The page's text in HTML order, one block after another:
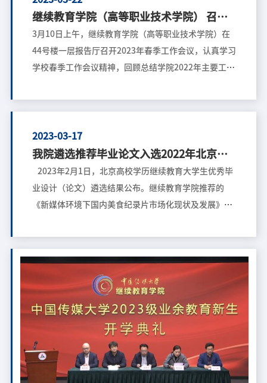
生党员重温入党誓词、庄严宣誓，铿锵有力、掷地有声
继续教育学院（高等职业技术学院） 召开
2023年春季工作会议
3月10日上午，继续教育学院（高等职业技术学院）在
44号楼一层报告厅召开2023年春季工作会议，认真学习
学校春季工作会议精神，回顾总结学院2022年主要工
体教职工参加会议，会议由学院党委书记程爱晶主持。
向全院教职工重点解读学校聚焦“一个中心”，强
化“两条主线”，筑牢“四个支点”，落实“二十六项
重点工作”四个方面的总体部署。屈院长随后回顾总结
了学院2022年主要工作完成情况，过去一年，在学校党
委的正确领导下，学院凝心聚力，聚焦迎接学习宣传贯
五”规划目标，全面实施学院《全面深化管理体制机制
改革实施方案》，团结协作，取得了一系列突破性进展
和标志性成果，圆满完成年度各项工作，推动学院发展
再上新台阶。屈院长对新一年学院总体工作进行部署，
指出学院当前面临的问题和困难，迫切需要全院教职工
2023-03-17
我院遴选推荐毕业论文入选2022年北京高
校学历继续教育优秀毕业设计（论文）
2023年2月1日，北京高校学历继续教育大学生优秀毕
业设计（论文）遴选结果公布。继续教育学院推荐的
《新媒体环境下国内美食纪录片市场化现状及发展》
究》（论文作者闫迪）、《爱慕内衣影视广告的创意策
被评为优秀毕业论文。 北京高校学历继续教育优秀毕
业设计（论文）遴选由北京市教育委员会主办，目的是
为了促进学历继续教育内涵建设，深化教学改革，进一
步加强论文管理和指导工作，不断完善毕业论文写作要
求，积极发挥优秀毕业设计（论文）的示范作用，调动
和增强学生、指导教师的积极性和主动性，培养学生综
合素质、实践能力、创新能力，提高学历继续教育人才